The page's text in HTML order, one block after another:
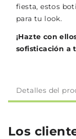
fiesta, estos
para tu look.
¡Hazte con
sofisticación a
Detalles del
Los